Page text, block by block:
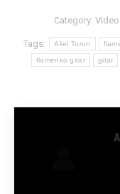
Category: Video
Tags: Aliel Torun
flamenko gitar gitar